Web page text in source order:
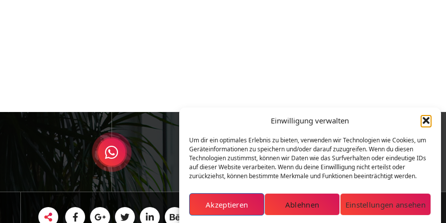
Einwilligung verwalten
Um dir ein optimales Erlebnis zu bieten, verwenden wir Technologien wie Cookies, um
Geräteinformationen zu speichern und/oder darauf zuzugreifen. Wenn du diesen
Technologien zustimmst, können wir Daten wie das Surfverhalten oder eindeutige IDs
auf dieser Website verarbeiten. Wenn du deine Einwillligung nicht erteilst oder
zurückziehst, können bestimmte Merkmale und Funktionen beeinträchtigt werden.
Akzeptieren Ablehnen Einstellungen ansehen
Copyright © 2026 | Berliner Assekuranz